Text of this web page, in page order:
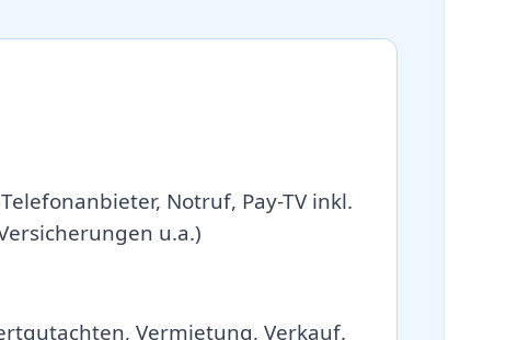
Notruf, Pay-TV inkl.
u.a.)
Vermietung, Verkauf.